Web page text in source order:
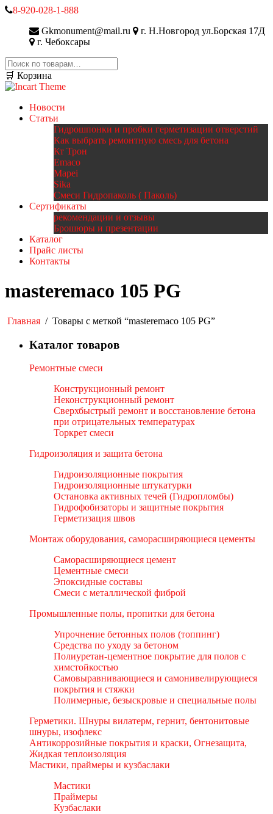
8-920-028-1-888
Gkmonument@mail.ru
г. Н.Новгород ул.Борская 17Д
г. Чебоксары
Искать:
🛒 Корзина
Новости
Статьи
Гидрошпонки и пробки герметизации отверстий
Как выбрать ремонтную смесь для бетона
Кт Трон
Emaco
Mapei
Sika
Смеси Гидропаколь ( Паколь)
Сертификаты
рекомендации и отзывы
Брошюры и презентации
Каталог
Прайс листы
Контакты
masteremaco 105 PG
Главная / Товары с меткой “masteremaco 105 PG”
Каталог товаров
Ремонтные смеси
Конструкционный ремонт
Неконструкционный ремонт
Сверхбыстрый ремонт и восстановление бетона
при отрицательных температурах
Торкрет смеси
Гидроизоляция и защита бетона
Гидроизоляционные покрытия
Гидроизоляционные штукатурки
Остановка активных течей (Гидропломбы)
Гидрофобизаторы и защитные покрытия
Герметизация швов
Монтаж оборудования, саморасширяющиеся цементы
Саморасширяющиеся цемент
Цементные смеси
Эпоксидные составы
Смеси с металлической фиброй
Промышленные полы, пропитки для бетона
Упрочнение бетонных полов (топпинг)
Средства по уходу за бетоном
Полиуретан-цементное покрытие для полов с
химстойкостью
Самовыравнивающиеся и самонивелирующиеся
покрытия и стяжки
Полимерные, безыскровые и специальные полы
Герметики. Шнуры вилатерм, гернит, бентонитовые
шнуры, изофлекс
Антикоррозийные покрытия и краски, Огнезащита,
Жидкая теплоизоляция
Мастики, праймеры и кузбаслаки
Мастики
Праймеры
Кузбаслаки